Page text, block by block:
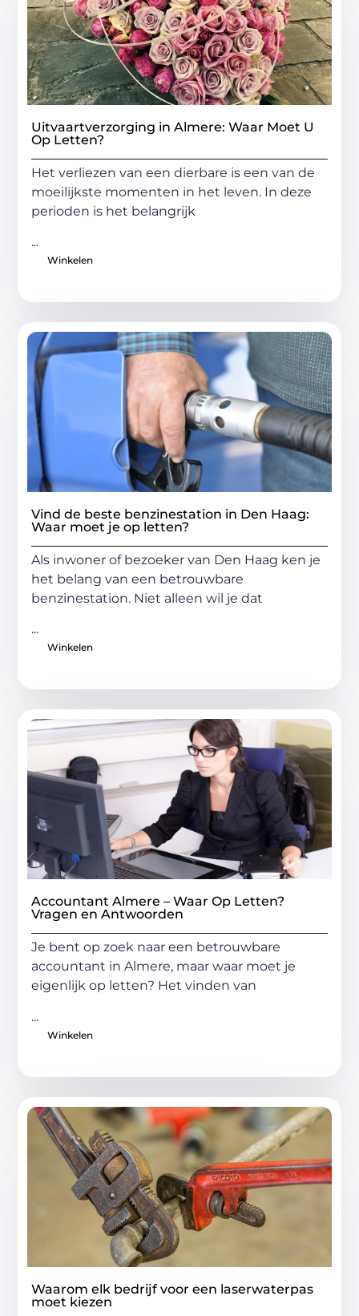
Uitvaartverzorging in Almere: Waar Moet U
Op Letten?
Het verliezen van een dierbare is een van de
moeilijkste momenten in het leven. In deze
perioden is het belangrijk
...
Winkelen
Vind de beste benzinestation in Den Haag:
Waar moet je op letten?
Als inwoner of bezoeker van Den Haag ken je
het belang van een betrouwbare
benzinestation. Niet alleen wil je dat
...
Winkelen
Accountant Almere – Waar Op Letten?
Vragen en Antwoorden
Je bent op zoek naar een betrouwbare
accountant in Almere, maar waar moet je
eigenlijk op letten? Het vinden van
...
Winkelen
Waarom elk bedrijf voor een laserwaterpas
moet kiezen